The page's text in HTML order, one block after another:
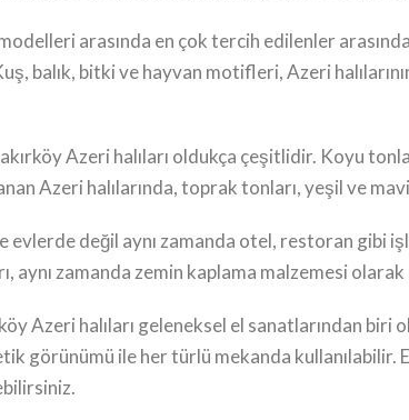
arasında en çok tercih edilenler
balık, bitki ve hayvan motifleri, Azeri
Azeri halıları oldukça çeşitlidir. Koyu
Azeri halılarında, toprak tonları, yeşil ve
evlerde değil aynı zamanda otel, restoran
aynı zamanda zemin kaplama malzemesi
Azeri halıları geleneksel el sanatlarından
görünümü ile her türlü mekanda